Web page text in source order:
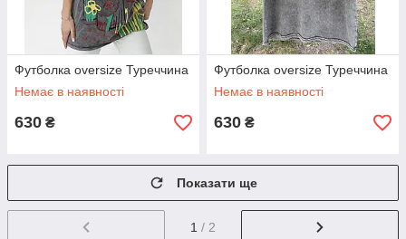
Футболка oversize Туреччина
Немає в наявності
630 ₴
Футболка oversize Туреччина
Немає в наявності
630 ₴
Показати ще
1 / 2